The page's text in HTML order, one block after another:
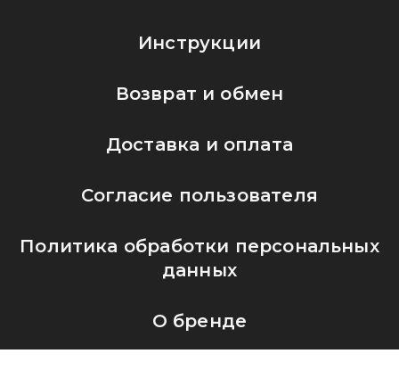
Инструкции
Возврат и обмен
Доставка и оплата
Согласие пользователя
Политика обработки персональных
данных
О бренде